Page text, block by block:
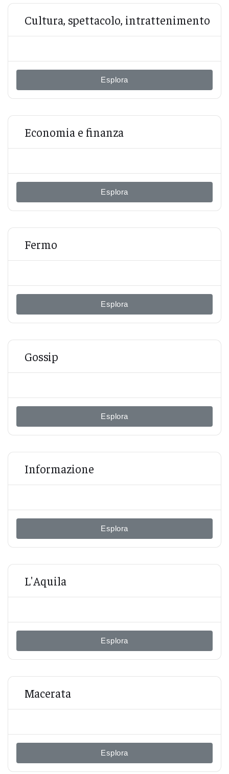
Cultura, spettacolo, intrattenimento
Esplora
Economia e finanza
Esplora
Fermo
Esplora
Gossip
Esplora
Informazione
Esplora
L'Aquila
Esplora
Macerata
Esplora